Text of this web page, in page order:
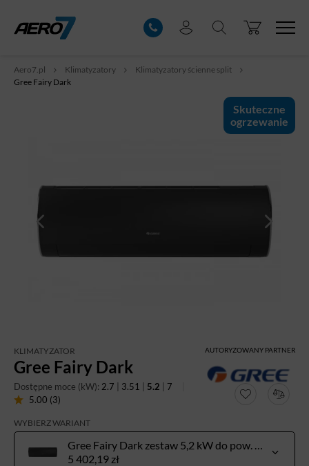
Aero7.pl Klimatyzatory
Klimatyzatory ścienne split
Gree Fairy Dark
Skuteczne
ogrzewanie
KLIMATYZATOR
Gree Fairy Dark
AUTORYZOWANY PARTNER
Dostępne moce (kW): 2.7 | 3.51 | 5.2 | 7
5.00 (3)
WYBIERZ WARIANT
Gree Fairy Dark zestaw 5,2 kW do pow. 40-60 m²
5 402,19 zł